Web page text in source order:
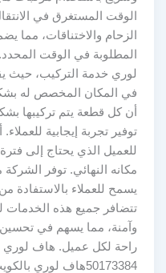
الوقت المستغرق في
الزحام والاختناقات، مما
المطلوبة في الوقت
لوري خدمة التركيب، حيث
في المكان المخصص له
أن كل قطعة يتم تركيبها
توفير تجربة إيجابية
للعميل الذي يحتاج إلى
مكانه النهائي. توفر
يسمح للعملاء
تتضافر جميع هذه
وآمنة، مما يسهم في تحسين
راحة لكل عميل. هاف
50173384هاف لوري